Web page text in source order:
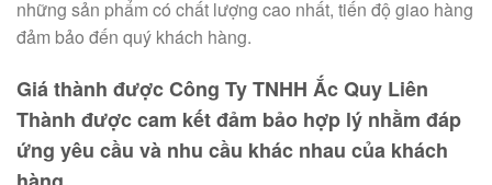
những sản phẩm có chất lượng cao nhất, tiến độ giao hàng
đảm bảo đến quý khách hàng.
Giá thành được Công Ty TNHH Ắc Quy Liên
Thành được cam kết đảm bảo hợp lý nhằm đáp
ứng yêu cầu và nhu cầu khác nhau của khách